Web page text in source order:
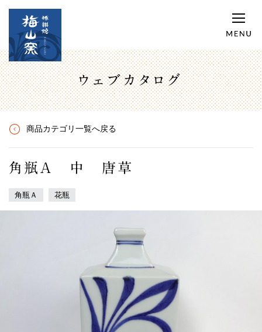
ウェブカタログ
商品カテゴリ一覧へ戻る
角瓶A 中 唐草
角瓶Ａ 花瓶